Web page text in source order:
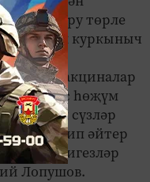
һәр авыру төрле
бөтен куркыныч
иммун
ул вакциналар
һәм вирус һөҗүм
дигән сүзләр
Болай дип әйтер
да нигезләр
Лопушов.